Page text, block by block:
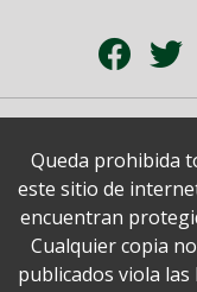
Queda prohibida
este sitio de
encuentran
Cualquier copia
publicados viola